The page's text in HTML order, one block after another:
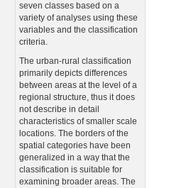
seven classes based on a
variety of analyses using these
variables and the classification
criteria.
The urban-rural classification
primarily depicts differences
between areas at the level of a
regional structure, thus it does
not describe in detail
characteristics of smaller scale
locations. The borders of the
spatial categories have been
generalized in a way that the
classification is suitable for
examining broader areas. The